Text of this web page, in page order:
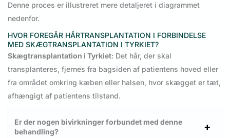
Denne proces er illustreret mere detaljeret i diagrammet
nedenfor.
HVOR FOREGÅR HÅRTRANSPLANTATION I FORBINDELSE
MED SKÆGTRANSPLANTATION I TYRKIET?
Skægtransplantation i Tyrkiet: Det hår, der skal
transplanteres, fjernes fra bagsiden af patientens hoved eller
fra området omkring kæben eller halsen, hvor skægget er tæt,
afhængigt af patientens tilstand.
Er der nogen bivirkninger forbundet med denne
behandling?